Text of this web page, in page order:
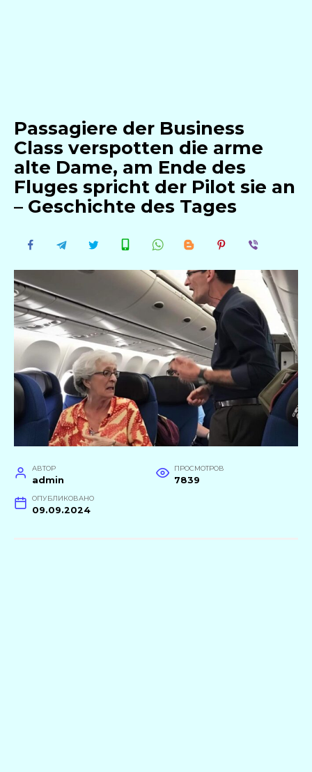
Passagiere der Business
Class verspotten die arme
alte Dame, am Ende des
Fluges spricht der Pilot sie an
– Geschichte des Tages
АВТОР
admin
ПРОСМОТРОВ
7839
ОПУБЛИКОВАНО
09.09.2024